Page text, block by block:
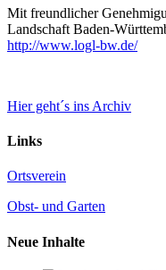
Mit freundlicher
Landschaft Baden-
http://www.logl-bw.de/
Hier geht´s ins Archiv
Links
Ortsverein
Obst- und Garten
Neue Inhalte